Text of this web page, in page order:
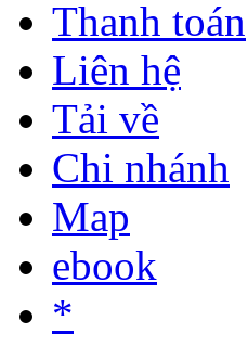
Thanh toán
Liên hệ
Tải về
Chi nhánh
Map
ebook
*